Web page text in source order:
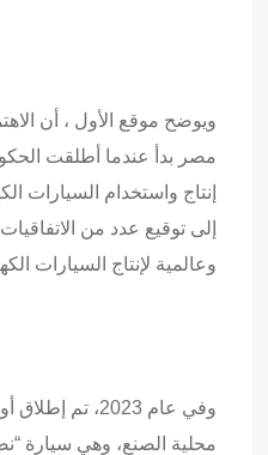
ويوضح موقع الأول ، أن
مصر بدأ عندما أطلقت
إنتاج واستخدام السيارات
إلى توقيع عدد من
وعالمية لإنتاج السيارات
وفي عام 2023،